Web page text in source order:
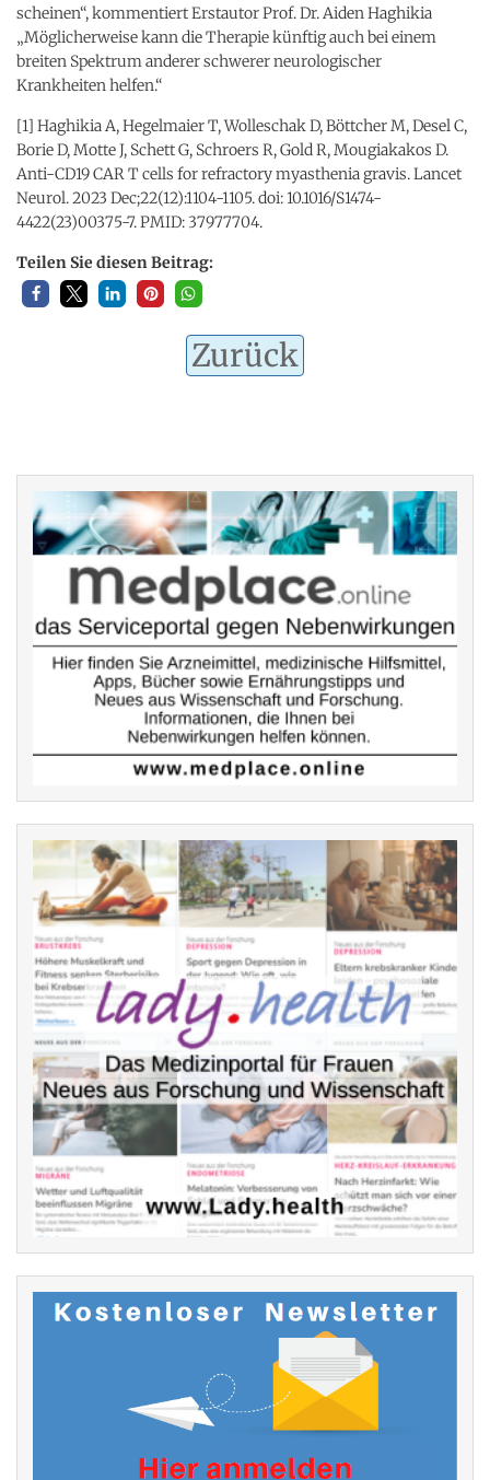
scheinen“, kommentiert Erstautor Prof. Dr. Aiden Haghikia
„Möglicherweise kann die Therapie künftig auch bei einem
breiten Spektrum anderer schwerer neurologischer
Krankheiten helfen.“
[1] Haghikia A, Hegelmaier T, Wolleschak D, Böttcher M, Desel C,
Borie D, Motte J, Schett G, Schroers R, Gold R, Mougiakakos D.
Anti-CD19 CAR T cells for refractory myasthenia gravis. Lancet
Neurol. 2023 Dec;22(12):1104-1105. doi: 10.1016/S1474-
4422(23)00375-7. PMID: 37977704.
Teilen Sie diesen Beitrag:
Zurück